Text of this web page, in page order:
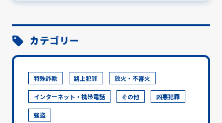
カテゴリー
特殊詐欺 路上犯罪 放火・不審火
インターネット・携帯電話 その他 凶悪犯罪
強盗